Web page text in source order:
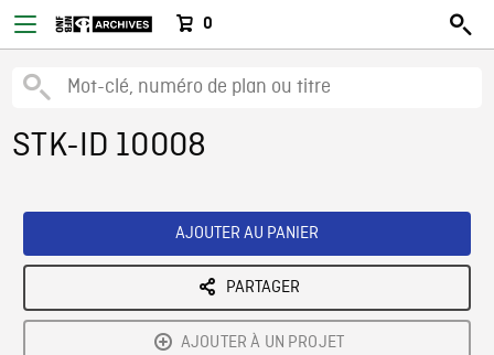
0
STK-ID 10008
AJOUTER AU PANIER
PARTAGER
AJOUTER À UN PROJET